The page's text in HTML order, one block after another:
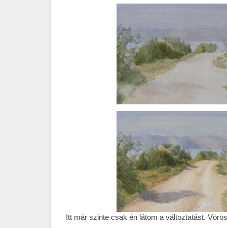
Itt már szinte csak én látom a változtatást.